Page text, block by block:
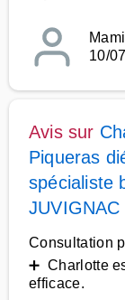
10/
Avis sur
Piqueras
spécialiste
JUVIGNAC
Consultation
➕ Charlotte
efficace.